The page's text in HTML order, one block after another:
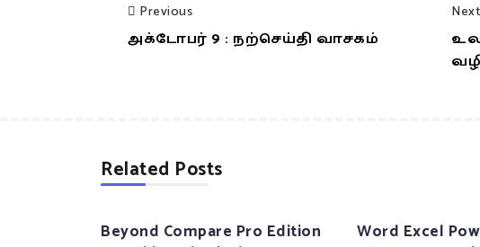
Previous
அக்டோபர் 9 : நற்செய்தி வாசகம்
Next
Related Posts
Beyond Compare Pro Edition
Word Excel